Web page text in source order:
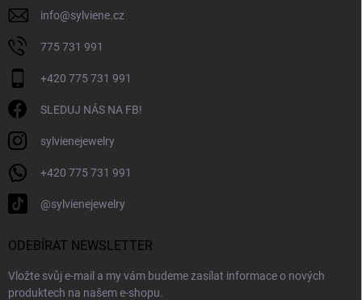
info@sylviene.cz
775 731 991
+420 775 731 991
SLEDUJ NÁS NA FB!
sylvienejewelry
+420 775 731 991
@sylvienejewelry
ODEBÍRAT NEWSLETTER
Vložte svůj e-mail a my vám budeme zasílat informace o nových
produktech na našem e-shopu.